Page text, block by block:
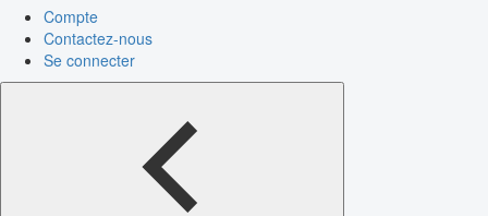
Compte
Contactez-nous
Se connecter